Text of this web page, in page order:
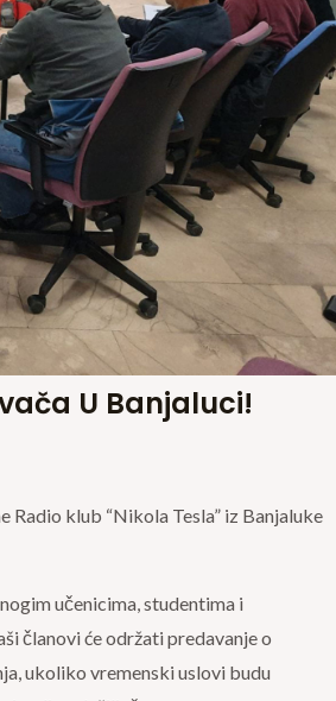
U Banjaluci!
Radio klub “Nikola Tesla” iz Banjaluke
učenicima, studentima i
članovi će održati predavanje o
ukoliko vremenski uslovi budu